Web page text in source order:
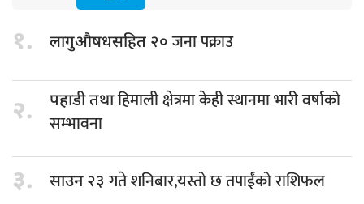
१. लागुऔषधसहित २०जना पक्राउ
२. पहाडी तथाहिमाली क्षेत्रमा केही स्थानमा भारी वर्षाको
सम्भावना
३. साउन २३गते शनिबार,यस्तो छ तपाईंको राशिफल